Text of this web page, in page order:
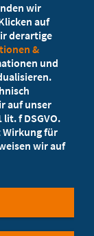
wir
auf
derartige
&
und
auf unser
f DSGVO.
Wirkung für
wir auf